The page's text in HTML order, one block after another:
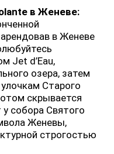
в Женеве:
в Женеве
Jet d’Eau,
озера, затем
Старого
скрывается
собора Святого
Женевы,
строгостью